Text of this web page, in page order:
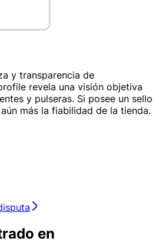
y transparencia de
revela una visión objetiva
y pulseras. Si posee un sello
más la fiabilidad de la tienda.
en